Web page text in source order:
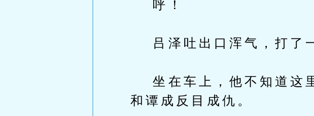
呼！
吕泽吐出口浑气，打了
坐在车上，他不知道这
和谭成反目成仇。